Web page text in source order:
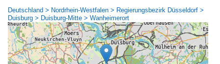
Deutschland > Nordrhein-Westfalen > Regierungsbezirk Düsseldorf >
Duisburg > Duisburg-Mitte > Wanheimerort